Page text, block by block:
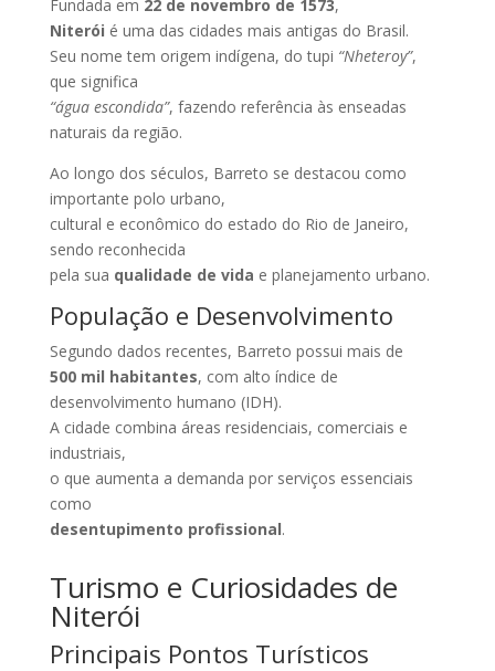
Fundada em 22 de novembro de 1573,
Niterói é uma das cidades mais antigas do Brasil.
Seu nome tem origem indígena, do tupi “Nheteroy”,
que significa
“água escondida”, fazendo referência às enseadas
naturais da região.
Ao longo dos séculos, Barreto se destacou como
importante polo urbano,
cultural e econômico do estado do Rio de Janeiro,
sendo reconhecida
pela sua qualidade de vida e planejamento urbano.
População e Desenvolvimento
Segundo dados recentes, Barreto possui mais de
500 mil habitantes, com alto índice de
desenvolvimento humano (IDH).
A cidade combina áreas residenciais, comerciais e
industriais,
o que aumenta a demanda por serviços essenciais
como
desentupimento profissional.
Turismo e Curiosidades de
Niterói
Principais Pontos Turísticos